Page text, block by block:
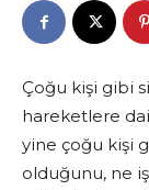
Çoğu kişi gibi
hareketlere
yine çoğu kişi
olduğunu, ne